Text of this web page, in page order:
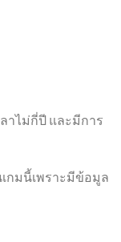
ลาไม่กี่ปี และมีการ
กมนี้เพราะมีข้อมูล